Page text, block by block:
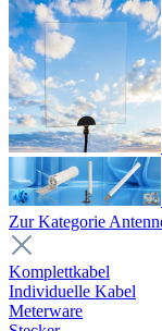
Zur Kategorie
Komplettkabel
Individuelle Kabel
Meterware